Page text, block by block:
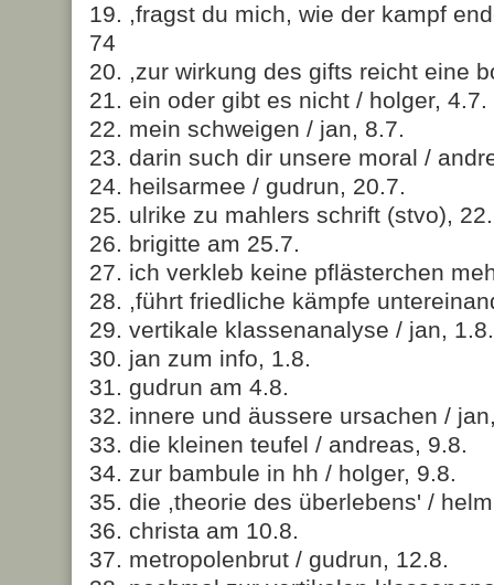
19. ,fragst du mich, wie der kampf
74
20. ,zur wirkung des gifts reicht eine
21. ein oder gibt es nicht / holger, 4.7.
22. mein schweigen / jan, 8.7.
23. darin such dir unsere moral /
24. heilsarmee / gudrun, 20.7.
25. ulrike zu mahlers schrift (stvo),
26. brigitte am 25.7.
27. ich verkleb keine pflästerchen
28. ,führt friedliche kämpfe
29. vertikale klassenanalyse / jan, 1.8.
30. jan zum info, 1.8.
31. gudrun am 4.8.
32. innere und äussere ursachen /
33. die kleinen teufel / andreas, 9.8.
34. zur bambule in hh / holger, 9.8.
35. die ,theorie des überlebens' /
36. christa am 10.8.
37. metropolenbrut / gudrun, 12.8.